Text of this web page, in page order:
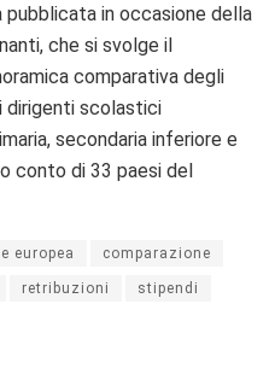
in occasione della
che si svolge il
comparativa degli
dirigenti scolastici
secondaria inferiore e
conto di 33 paesi del
europea comparazione
retribuzioni stipendi